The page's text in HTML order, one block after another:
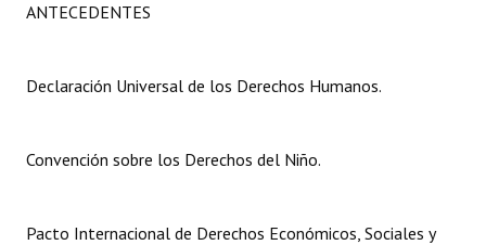
Carta Orgánica 2007
Organigrama
ANTECEDENTES
Declaración Universal de los Derechos Humanos.
Convención sobre los Derechos del Niño.
Pacto Internacional de Derechos Económicos, Sociales y